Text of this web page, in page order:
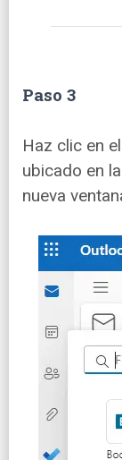
Paso 3
Haz clic en
ubicado en
nueva